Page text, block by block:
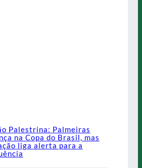
Palestrina: Palmeiras
na Copa do Brasil, mas
liga alerta para a